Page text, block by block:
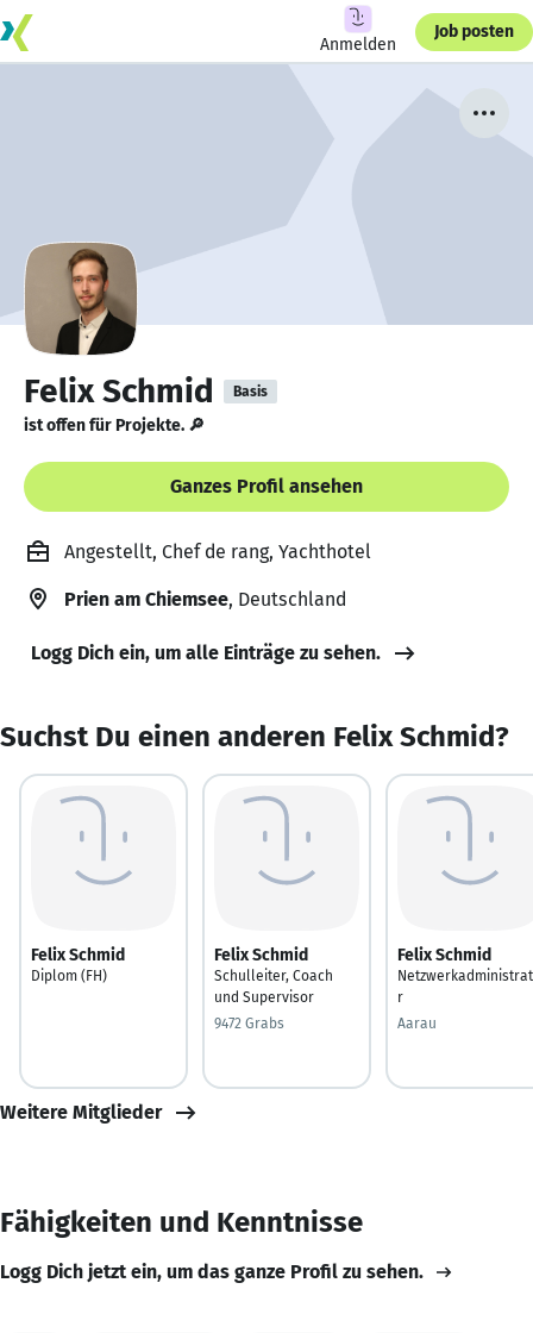
Anmelden
Job posten
Felix Schmid Basis
ist offen für Projekte. 🔎
Ganzes Profil ansehen
Angestellt, Chef de rang, Yachthotel
Prien am Chiemsee, Deutschland
Logg Dich ein, um alle Einträge zu sehen.
Suchst Du einen anderen Felix Schmid?
Felix Schmid
Diplom (FH)
Felix Schmid
Schulleiter, Coach
und Supervisor
9472 Grabs
Felix Schmid
r
Aarau
Weitere Mitglieder
Fähigkeiten und Kenntnisse
Logg Dich jetzt ein, um das ganze Profil zu sehen.